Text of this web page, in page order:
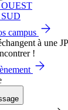
campus
!